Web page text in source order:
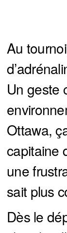
Au
Un geste
Ottawa,
capitaine
une
sait plus
Dès le